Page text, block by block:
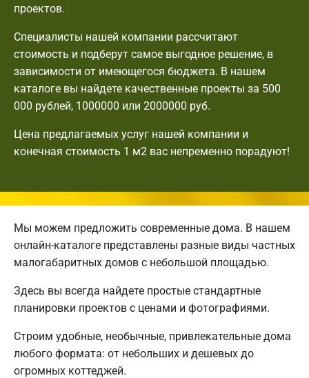
проектов.
Специалисты нашей компании рассчитают
стоимость и подберут самое выгодное решение, в
зависимости от имеющегося бюджета. В нашем
каталоге вы найдете качественные проекты за 500
000 рублей, 1000000 или 2000000 руб.
Цена предлагаемых услуг нашей компании и
конечная стоимость 1 м2 вас непременно порадуют!
Мы можем предложить современные дома. В нашем
онлайн-каталоге представлены разные виды частных
малогабаритных домов с небольшой площадью.
Здесь вы всегда найдете простые стандартные
планировки проектов с ценами и фотографиями.
Строим удобные, необычные, привлекательные дома
любого формата: от небольших и дешевых до
огромных коттеджей.